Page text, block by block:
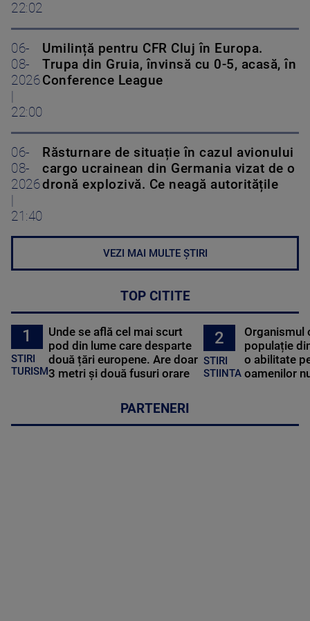
22:02
06-
08-
2026
22:00
Umilință pentru CFR Cluj în Europa.
Trupa din Gruia, învinsă cu 0-5, acasă, în
Conference League
06-
08-
2026
21:40
Răsturnare de situație în cazul avionului
cargo ucrainean din Germania vizat de o
dronă explozivă. Ce neagă autoritățile
VEZI MAI MULTE ȘTIRI
TOP CITITE
1
STIRI
TURISM
Unde se află cel mai scurt
pod din lume care desparte
două țări europene. Are doar
3 metri și două fusuri orare
2
STIRI
STIINTA
Organismul
populație
o abilitate
oamenilor
PARTENERI